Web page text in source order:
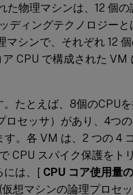
た物理マシンは、12 個
ディングテクノロジー
マシンで、それぞれ 12
CPU で構成された VM
たとえば、8個のCPU
ロセッサ）があり、4つ
。各 VM は、2 つの 4
CPU スパイク保護をト
には、[ CPU コア使用量
想マシンの論理プロセ